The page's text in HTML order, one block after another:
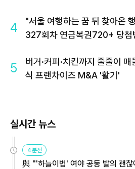
4
"서울 여행하는 꿈 뒤 찾아온
327회차 연금복권720+ 당첨
5
버거·커피·치킨까지 줄줄이 매
식 프랜차이즈 M&A '활기'
실시간 뉴스
4분전
與 "'하늘이법' 여야 공동 발의 괜